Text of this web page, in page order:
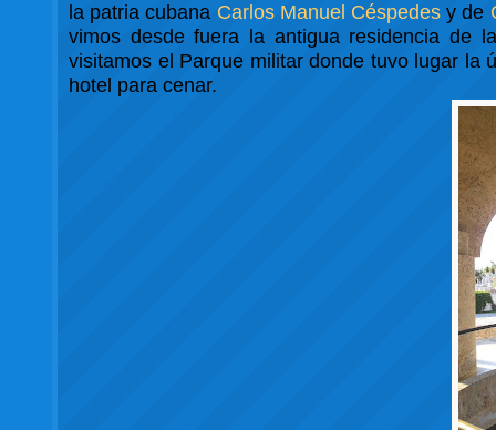
la patria cubana Carlos Manuel Céspedes y de
vimos desde fuera la antigua residencia de
visitamos el Parque militar donde tuvo lugar la
hotel para cenar.